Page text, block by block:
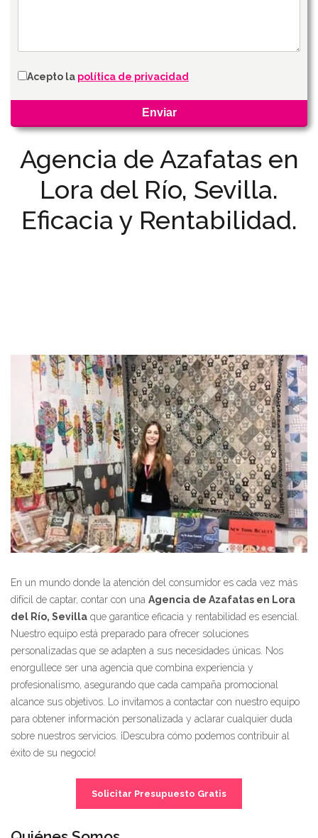
Agencia de Azafatas en
Lora del Río, Sevilla.
Eficacia y Rentabilidad.
En un mundo donde la atención del consumidor es cada vez más
difícil de captar, contar con una Agencia de Azafatas en Lora
del Río, Sevilla que garantice eficacia y rentabilidad es esencial.
Nuestro equipo está preparado para ofrecer soluciones
personalizadas que se adapten a sus necesidades únicas. Nos
enorgullece ser una agencia que combina experiencia y
profesionalismo, asegurando que cada campaña promocional
alcance sus objetivos. Lo invitamos a contactar con nuestro equipo
para obtener información personalizada y aclarar cualquier duda
sobre nuestros servicios. ¡Descubra cómo podemos contribuir al
éxito de su negocio!
Solicitar Presupuesto Gratis
Acepto la política de privacidad